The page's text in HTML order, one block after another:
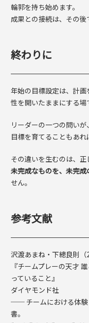
輪郭を持ち始めます。
成果との接続は、その後
終わりに
年始の目標設定は、計
性を開いたままにする場
リーダーの一つの問いが、
目標を育てることもあれ
その違いを生むのは、正
未完成なものを、未完
せん。
参考文献
沢渡あまね・下總良則（
『チームプレーの天才
っていること』
ダイヤモンド社
── チームにおける体験
書。